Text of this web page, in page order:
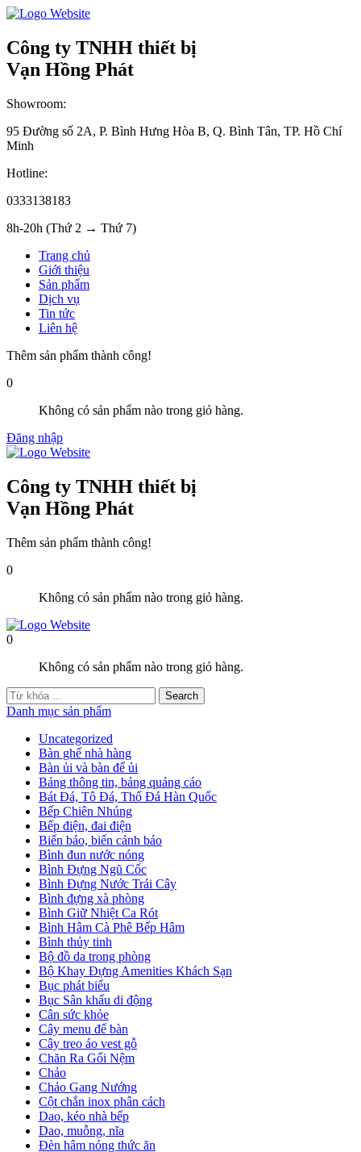
Công ty TNHH thiết bị
Vạn Hồng Phát
Showroom:
95 Đường số 2A, P. Bình Hưng Hòa B, Q. Bình Tân, TP. Hồ Chí
Minh
Hotline:
0333138183
8h-20h (Thứ 2 → Thứ 7)
Trang chủ
Giới thiệu
Sản phẩm
Dịch vụ
Tin tức
Liên hệ
Thêm sản phẩm thành công!
0
Không có sản phẩm nào trong giỏ hàng.
Đăng nhập
Công ty TNHH thiết bị
Vạn Hồng Phát
Thêm sản phẩm thành công!
0
Không có sản phẩm nào trong giỏ hàng.
0
Không có sản phẩm nào trong giỏ hàng.
Danh mục sản phẩm
Uncategorized
Bàn ghế nhà hàng
Bàn ủi và bàn để ủi
Bảng thông tin, bảng quảng cáo
Bát Đá, Tô Đá, Thố Đá Hàn Quốc
Bếp Chiên Nhúng
Bếp điện, đai điện
Biển báo, biển cảnh báo
Bình đun nước nóng
Bình Đựng Ngũ Cốc
Bình Đựng Nước Trái Cây
Bình đựng xà phòng
Bình Giữ Nhiệt Ca Rót
Bình Hâm Cà Phê Bếp Hâm
Bình thủy tinh
Bộ đồ da trong phòng
Bộ Khay Đựng Amenities Khách Sạn
Bục phát biểu
Bục Sân khấu di động
Cân sức khỏe
Cây menu để bàn
Cây treo áo vest gỗ
Chăn Ra Gối Nệm
Chảo
Chảo Gang Nướng
Cột chắn inox phân cách
Dao, kéo nhà bếp
Dao, muỗng, nĩa
Đèn hâm nóng thức ăn